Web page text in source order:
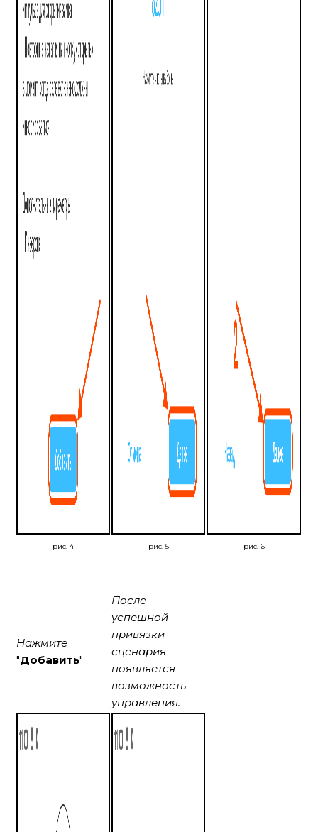
рис. 4 рис. 5 рис. 6
Нажмите
"Добавить"
После
успешной
привязки
сценария
появляется
возможность
управления.